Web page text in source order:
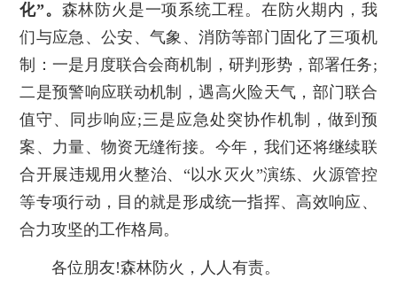
化”。 森林防火是一项系统工程。在防火期内，我
们与应急、公安、气象、消防等部门固化了三项机
制：一是月度联合会商机制，研判形势，部署任务;
二是预警响应联动机制，遇高火险天气，部门联合
值守、同步响应;三是应急处突协作机制，做到预
案、力量、物资无缝衔接。今年，我们还将继续联
合开展违规用火整治、“以水灭火”演练、火源管控
等专项行动，目的就是形成统一指挥、高效响应、
合力攻坚的工作格局。
各位朋友!森林防火，人人有责。